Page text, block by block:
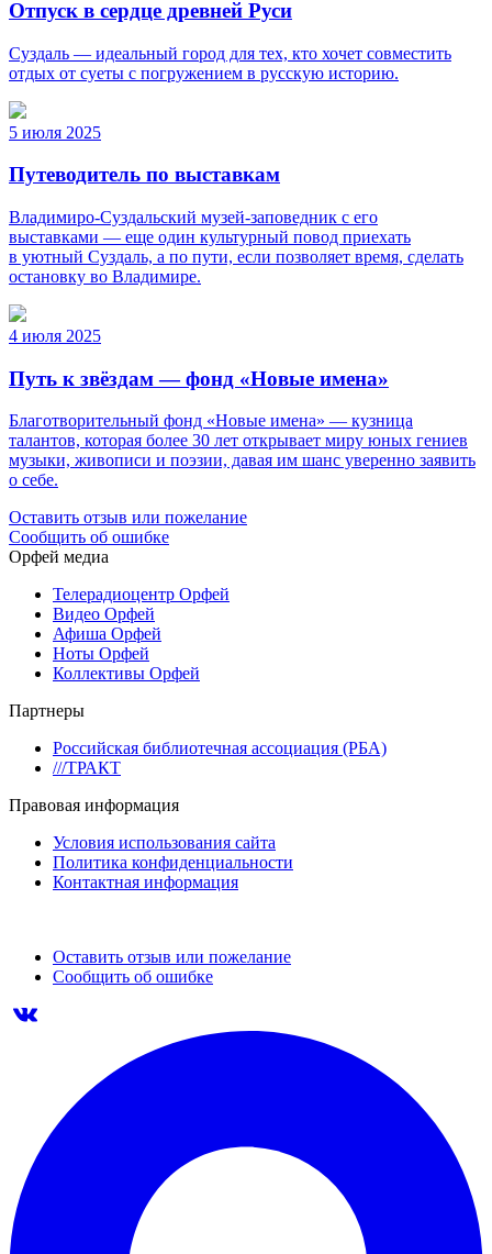
Отпуск в сердце древней Руси
Суздаль — идеальный город для тех, кто хочет совместить
отдых от суеты с погружением в русскую историю.
5 июля 2025
Путеводитель по выставкам
Владимиро-Суздальский музей-заповедник с его
выставками — еще один культурный повод приехать
в уютный Суздаль, а по пути, если позволяет время, сделать
остановку во Владимире.
4 июля 2025
Путь к звёздам — фонд «Новые имена»
Благотворительный фонд «Новые имена» — кузница
талантов, которая более 30 лет открывает миру юных гениев
музыки, живописи и поэзии, давая им шанс уверенно заявить
о себе.
Оставить отзыв или пожелание
Сообщить об ошибке
Орфей медиа
Телерадиоцентр Орфей
Видео Орфей
Афиша Орфей
Ноты Орфей
Коллективы Орфей
Партнеры
Российская библиотечная ассоциация (РБА)
///ТРАКТ
Правовая информация
Условия использования сайта
Политика конфиденциальности
Контактная информация
Оставить отзыв или пожелание
Сообщить об ошибке